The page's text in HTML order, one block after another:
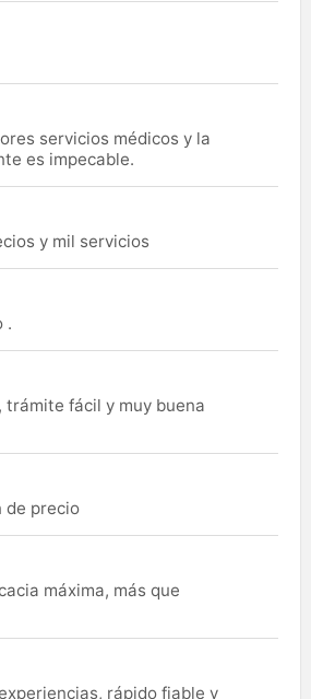
servicios médicos y la
es impecable.
y mil servicios
.
trámite fácil y muy buena
de precio
máxima, más que
rápido fiable y